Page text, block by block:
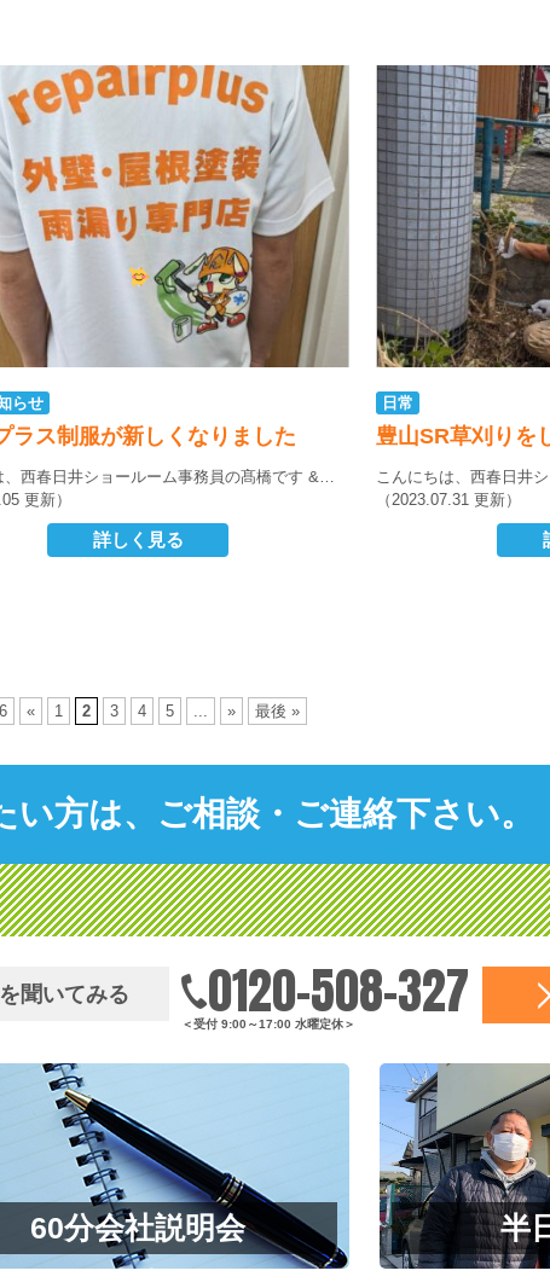
らせ
ラス制服が新しくなりました
、西春日井ショールーム事務員の髙橋です &…
更新）
詳しく見る
日常
豊山SR草刈りを
こんにちは、西春日井
（2023.07.31 更新）
« 1 2 3 4 5 ... » 最後 »
方は、ご相談・ご連絡下さい。
聞いてみる 0120-508-327
＜受付 9:00～17:00 水曜定休＞
60分会社説明会 半